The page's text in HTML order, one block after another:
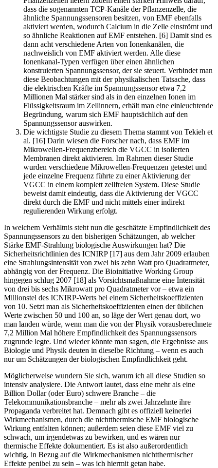
dass die sogenannten TCP-Kanäle der Pflanzenzelle, die
ähnliche Spannungssensoren besitzen, von EMF ebenfalls
aktiviert werden, wodurch Calcium in die Zelle einströmt und
so ähnliche Reaktionen auf EMF entstehen. [6] Damit sind es
dann acht verschiedene Arten von Ionenkanälen, die
nachweislich von EMF aktiviert werden. Alle diese
Ionenkanal-Typen verfügen über einen ähnlichen
konstruierten Spannungssensor, der sie steuert. Verbindet man
diese Beobachtungen mit der physikalischen Tatsache, dass
die elektrischen Kräfte im Spannungssensor etwa 7,2
Millionen Mal stärker sind als in den einzelnen Ionen im
Flüssigkeitsraum im Zellinnern, erhält man eine einleuchtende
Begründung, warum sich EMF hauptsächlich auf den
Spannungssensor auswirken.
Die wichtigste Studie zu diesem Thema stammt von Tekieh et
al. [16] Darin wiesen die Forscher nach, dass EMF im
Mikrowellen-Frequenzbereich die VGCC in isolierten
Membranen direkt aktivieren. Im Rahmen dieser Studie
wurden verschiedene Mikrowellen-Frequenzen getestet und
jede einzelne Frequenz führte zu einer Aktivierung der
VGCC in einem komplett zellfreien System. Diese Studie
beweist damit eindeutig, dass die Aktivierung der VGCC
direkt durch die EMF und nicht mittels einer indirekt
regulierenden Wirkung erfolgt.
In welchem Verhältnis steht nun die geschätzte Empfindlichkeit des
Spannungssensors zu den bisherigen Schätzungen, ab welcher
Stärke EMF-Strahlung biologische Auswirkungen hat? Die
Sicherheitsrichtlinien des ICNIRP [17] aus dem Jahr 2009 erlauben
eine Strahlungsintensität von zwei bis zehn Watt pro Quadratmeter,
abhängig von der Frequenz. Die Bioinitiative Working Group
hingegen schlug 2007 [18] als Vorsichtsmaßnahme eine Intensität
von drei bis sechs Mikrowatt pro Quadratmeter vor – etwa ein
Millionstel des ICNIRP-Werts bei einem Sicherheitskoeffizienten
von 10. Setzt man als Sicherheitskoeffizienten einen der üblichen
Werte zwischen 50 und 100 an, so läge der Wert genau dort, wo
man landen würde, wenn man die von der Physik vorausberechnete
7,2 Million Mal höhere Empfindlichkeit des Spannungssensors
zugrunde legte. Und wieder könnte man sagen, die Ergebnisse aus
Biologie und Physik deuten in dieselbe Richtung – wenn es auch
nur um Schätzungen der biologischen Empfindlichkeit geht.
Möglicherweise wundern Sie sich, warum ich all diese Studien so
intensiv analysiere. Die Antwort lautet, dass eine mehr als eine
Billion Dollar (oder Euro) schwere Branche – die
Telekommunikationsbranche – mehr als zwei Jahrzehnte ihre
Propaganda verbreitet hat. Demnach gibt es offiziell keinerlei
Wirkmechanismen, durch die nichtthermische EMF biologische
Wirkung entfalten können; außerdem seien diese EMF viel zu
schwach, um irgendetwas zu bewirken, und es wären nur
thermische Effekte dokumentiert. Es ist also außerordentlich
wichtig, in Bezug auf die Wirkmechanismen nichtthermischer
Effekte penibel zu sein – was ich hiermit getan habe.